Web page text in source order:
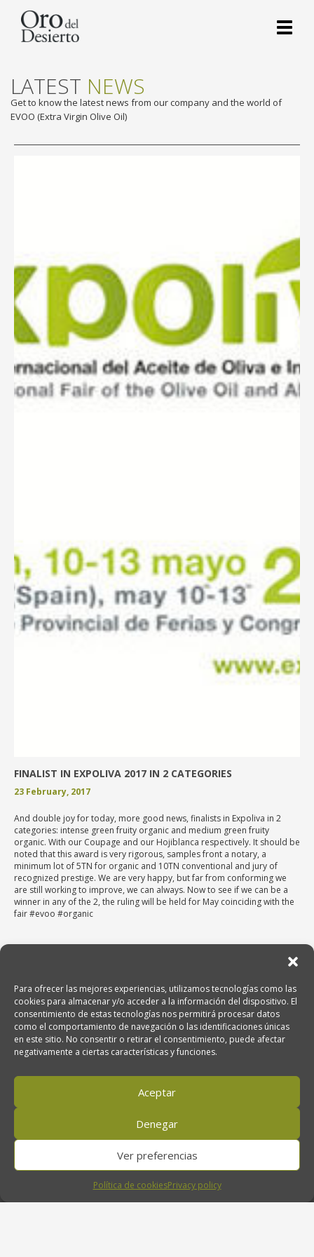
Para ofrecer las mejores experiencias, utilizamos tecnologías como las
cookies para almacenar y/o acceder a la información del dispositivo. El
consentimiento de estas tecnologías nos permitirá procesar datos
como el comportamiento de navegación o las identificaciones únicas
en este sitio. No consentir o retirar el consentimiento, puede afectar
negativamente a ciertas características y funciones.
Aceptar
Denegar
Ver preferencias
Política de cookiesPrivacy policy
LATEST NEWS
Get to know the latest news from our company and the world of
EVOO (Extra Virgin Olive Oil)
FINALIST IN EXPOLIVA 2017 IN 2 CATEGORIES
23 February, 2017
And double joy for today, more good news, finalists in Expoliva in 2
categories: intense green fruity organic and medium green fruity
organic. With our Coupage and our Hojiblanca respectively. It should be
noted that this award is very rigorous, samples front a notary, a
minimum lot of 5TN for organic and 10TN conventional and jury of
recognized prestige. We are very happy, but far from conforming we
are still working to improve, we can always. Now to see if we can be a
winner in any of the 2, the ruling will be held for May coinciding with the
fair #evoo #organic
Venta de Aceite de Oliva Ecológico
Oro del Desierto, Ctra. Nacional 340, km. 474. 04200 Tabernas (Almería),
Andalucía, España
950 611 707